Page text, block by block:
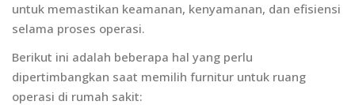
untuk memastikan keamanan, kenyamanan, dan efisiensi
selama proses operasi.
Berikut ini adalah beberapa hal yang perlu
dipertimbangkan saat memilih furnitur untuk ruang
operasi di rumah sakit: